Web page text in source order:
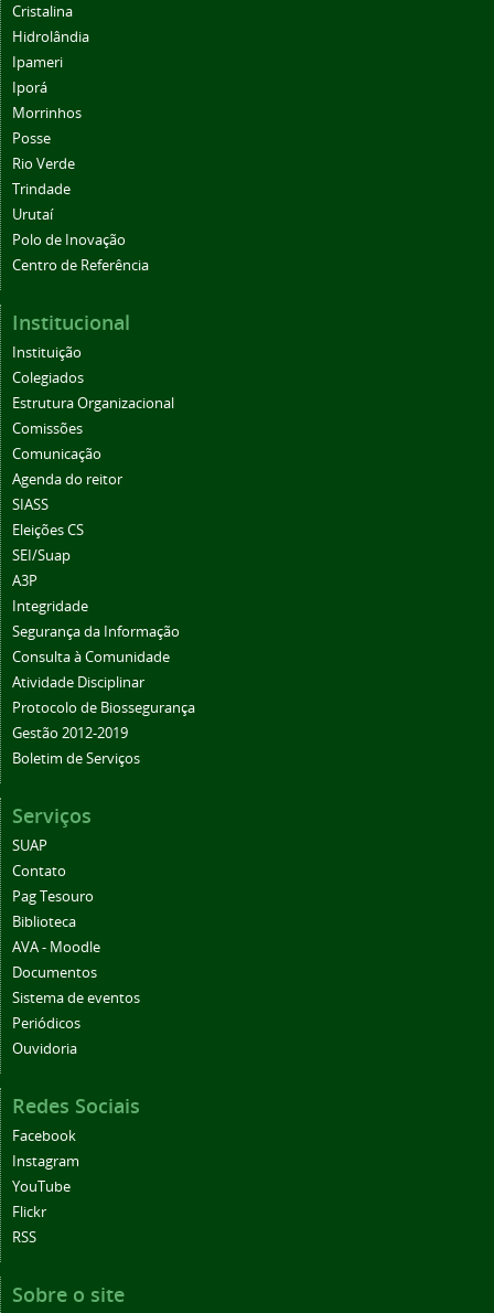
Cristalina
Hidrolândia
Ipameri
Iporá
Morrinhos
Posse
Rio Verde
Trindade
Urutaí
Polo de Inovação
Centro de Referência
Institucional
Instituição
Colegiados
Estrutura Organizacional
Comissões
Comunicação
Agenda do reitor
SIASS
Eleições CS
SEI/Suap
A3P
Integridade
Segurança da Informação
Consulta à Comunidade
Atividade Disciplinar
Protocolo de Biossegurança
Gestão 2012-2019
Boletim de Serviços
Serviços
SUAP
Contato
Pag Tesouro
Biblioteca
AVA - Moodle
Documentos
Sistema de eventos
Periódicos
Ouvidoria
Redes Sociais
Facebook
Instagram
YouTube
Flickr
RSS
Sobre o site